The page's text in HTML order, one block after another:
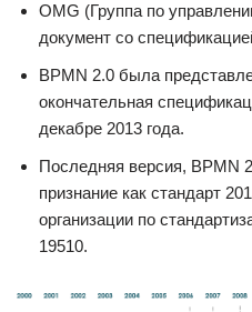
OMG (Группа по
документ со
BPMN 2.0 была
окончательная
декабре 2013 года.
Последняя версия, BPMN
признание как стандарт
организации по
19510.